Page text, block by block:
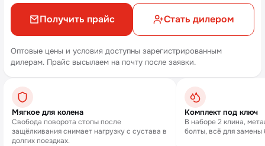
Получить прайс Стать дилером
Оптовые цены и условия доступны зарегистрированным
дилерам. Прайс высылаем на почту после заявки.
Мягкое для колена
Свобода поворота стопы после
защёлкивания снимает нагрузку с сустава в
долгих поездках.
Комплект под ключ
В наборе 2 клина,
болты, всё для замены